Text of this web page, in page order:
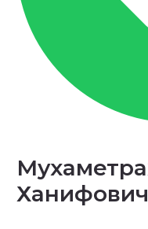
Мухаметрахимов Рустем
Ханифович